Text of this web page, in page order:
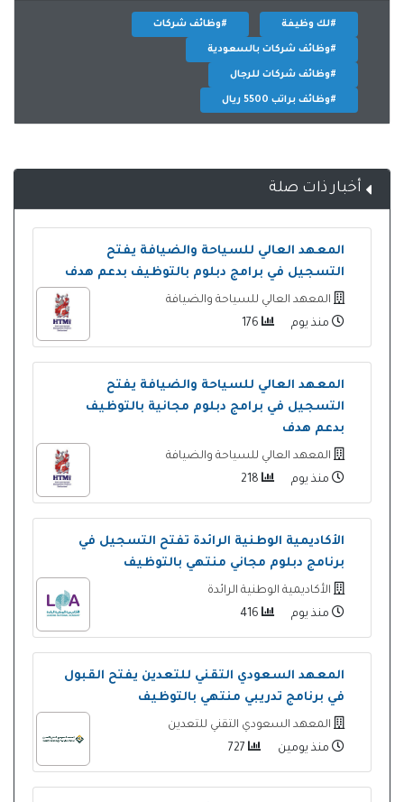
#لك وظيفة #وظائف شركات
#وظائف شركات بالسعودية
#وظائف شركات للرجال
#وظائف براتب 5500 ريال
أخبار ذات صلة
المعهد العالي للسياحة والضيافة يفتح
التسجيل في برامج دبلوم بالتوظيف بدعم هدف
المعهد العالي للسياحة والضيافة
منذ يوم
المعهد العالي للسياحة والضيافة يفتح
التسجيل في برامج دبلوم مجانية بالتوظيف
بدعم هدف
المعهد العالي للسياحة والضيافة
منذ يوم
الأكاديمية الوطنية الرائدة تفتح التسجيل في
برنامج دبلوم مجاني منتهي بالتوظيف
الأكاديمية الوطنية الرائدة
منذ يوم
المعهد السعودي التقني للتعدين يفتح القبول
في برنامج تدريبي منتهي بالتوظيف
المعهد السعودي التقني للتعدين
منذ يومين